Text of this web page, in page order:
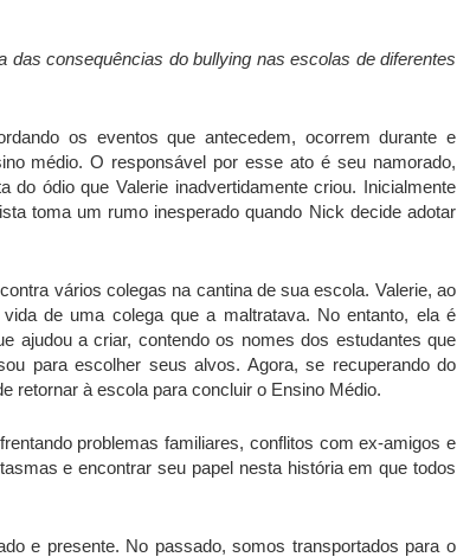
consequências do bullying nas escolas de diferentes
os eventos que antecedem, ocorrem durante e
médio. O responsável por esse ato é seu namorado,
ódio que Valerie inadvertidamente criou. Inicialmente
toma um rumo inesperado quando Nick decide adotar
vários colegas na cantina de sua escola. Valerie, ao
de uma colega que a maltratava. No entanto, ela é
ajudou a criar, contendo os nomes dos estudantes que
para escolher seus alvos. Agora, se recuperando do
retornar à escola para concluir o Ensino Médio.
problemas familiares, conflitos com ex-amigos e
e encontrar seu papel nesta história em que todos
e presente. No passado, somos transportados para o